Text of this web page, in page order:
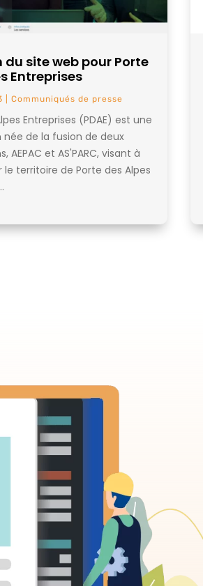
du site web pour Porte
Entreprises
|Communiqués de presse
Entreprises (PDAE) est une
née de la fusion de deux
AEPAC et AS'PARC, visant à
territoire de Porte des Alpes